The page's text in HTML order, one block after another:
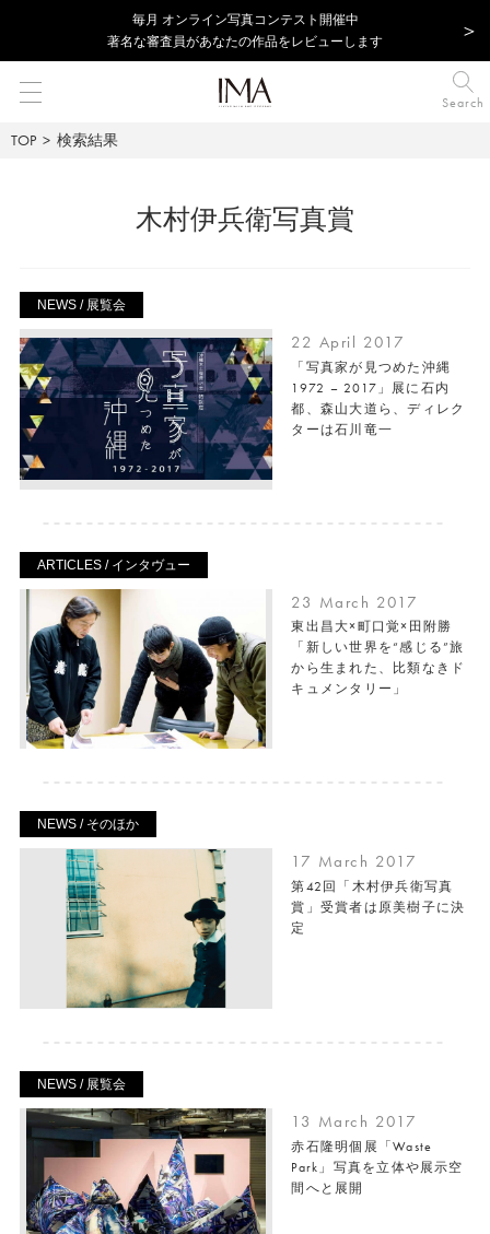
毎⽉ オンライン写真コンテスト開催中
著名な審査員があなたの作品をレビューします
Search
TOP 検索結果
木村伊兵衛写真賞
NEWS / 展覧会
22 April 2017
「写真家が見つめた沖縄
1972 – 2017」展に石内
都、森山大道ら、ディレク
ターは石川竜一
ARTICLES / インタヴュー
23 March 2017
東出昌大×町口覚×田附勝
「新しい世界を“感じる”旅
から生まれた、比類なきド
キュメンタリー」
NEWS / そのほか
17 March 2017
第42回「木村伊兵衛写真
賞」受賞者は原美樹子に決
定
NEWS / 展覧会
13 March 2017
赤石隆明個展「Waste
Park」写真を立体や展示空
間へと展開